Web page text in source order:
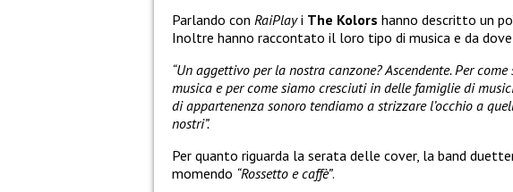
Parlando con RaiPlayi The Kolors hanno descritto un
Inoltre hanno raccontato il loro tipo di musica e da
“Un aggettivo per la nostra canzone? Ascendente. Per
musica e per come siamo cresciuti in delle famiglie di
di appartenenza sonoro tendiamo a strizzare l’occhio a
nostri”.
Per quanto riguarda la serata delle cover, la band
momendo “Rossetto e caffè”.